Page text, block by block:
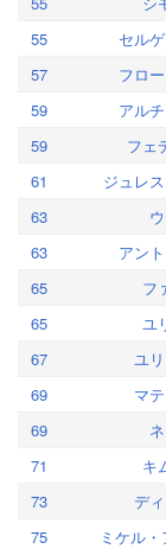
55
セル
57
フロ
59
アル
59
フェ
61
ジュレ
63
63
アン
65
フ
65
ユ
67
ユ
69
マ
69
71
キ
73
デ
75
ミケル